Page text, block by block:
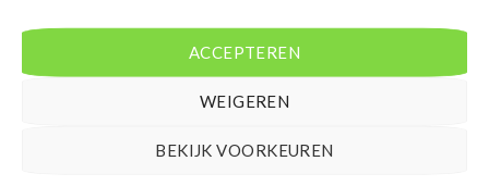
ACCEPTEREN
WEIGEREN
BEKIJK VOORKEUREN